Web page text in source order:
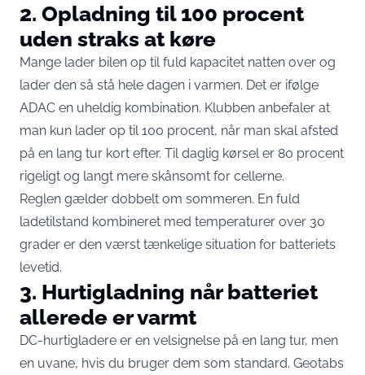
2. Opladning til 100 procent
uden straks at køre
Mange lader bilen op til fuld kapacitet natten over og
lader den så stå hele dagen i varmen. Det er ifølge
ADAC en uheldig kombination. Klubben anbefaler at
man kun lader op til 100 procent, når man skal afsted
på en lang tur kort efter. Til daglig kørsel er 80 procent
rigeligt og langt mere skånsomt for cellerne.
Reglen gælder dobbelt om sommeren. En fuld
ladetilstand kombineret med temperaturer over 30
grader er den værst tænkelige situation for batteriets
levetid.
3. Hurtigladning når batteriet
allerede er varmt
DC-hurtigladere er en velsignelse på en lang tur, men
en uvane, hvis du bruger dem som standard. Geotabs